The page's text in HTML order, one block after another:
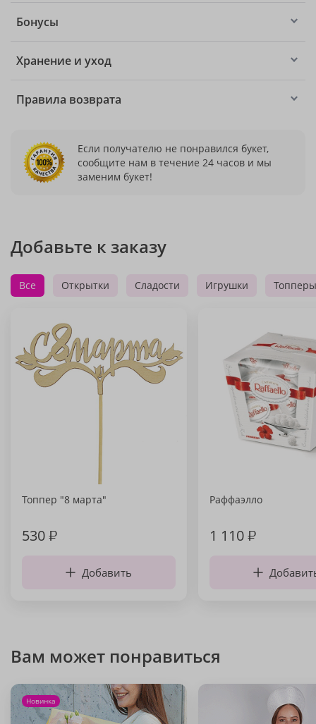
Бонусы
Хранение и уход
Правила возврата
Если получателю не понравился букет,
сообщите нам в течение 24 часов и мы
заменим букет!
Добавьте к заказу
Все Открытки Сладости Игрушки Топперы
Топпер "8 марта"
530₽
Добавить
Раффаэлло
1 110₽
Вам может понравиться
Новинка